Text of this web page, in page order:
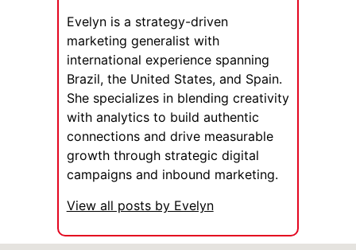
Evelyn is a strategy-driven
marketing generalist with
international experience spanning
Brazil, the United States, and Spain.
She specializes in blending creativity
with analytics to build authentic
connections and drive measurable
growth through strategic digital
campaigns and inbound marketing.
View all posts by Evelyn